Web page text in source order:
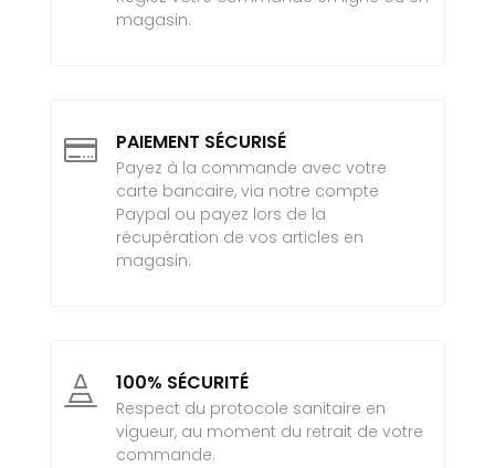
magasin.
 PAIEMENT SÉCURISÉ
Payez à la commande avec votre
carte bancaire, via notre compte
Paypal ou payez lors de la
récupération de vos articles en
magasin.
 100% SÉCURITÉ
Respect du protocole sanitaire en
vigueur, au moment du retrait de votre
commande.